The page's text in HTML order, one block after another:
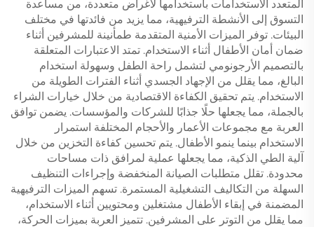
المتعدد الاستخدامات باستخدامها لأغراض متعددة، من مساعدة
التسوق إلى الأنشطة الترفيهية، مما يزيد من فائدتها في مختلف
البيئات. توفر الميزات الأمنية المتقدمة طمأنينة للمشرفين أثناء
ضمان أمان الأطفال أثناء الاستخدام. تمتد الاعتبارات المتعلقة
بالتصميم الأرجونومي لتشمل راحة الطفل وسهولة استخدام
البالغ، مما يقلل من الإجهاد الجسدي أثناء الفترات الطويلة من
الاستخدام. يتم تحقيق الكفاءة الاقتصادية من خلال خيارات الشراء
بالجملة، مما يجعلها حلًا جذابًا للشركات والمؤسسات. يضمن توافق
العربة مع مجموعات الأعمار والأحجام المختلفة استمرار
الاستخدام بينما ينمو الأطفال. يتم تحسين كفاءة التخزين من خلال
آلية الطي الذكية، مما يجعلها عملية لمرافق ذات مساحات
محدودة. تقلل متطلبات الصيانة المنخفضة وإجراءات التنظيف
السهلة من التكاليف التشغيلية المستمرة. تسهم الميزات الترفيهية
المضمنة في إبقاء الأطفال مشتغلين ومحتويين أثناء الاستخدام،
مما يقلل من التوتر على المشرفين. تتميز العربة بميزات الحركة،